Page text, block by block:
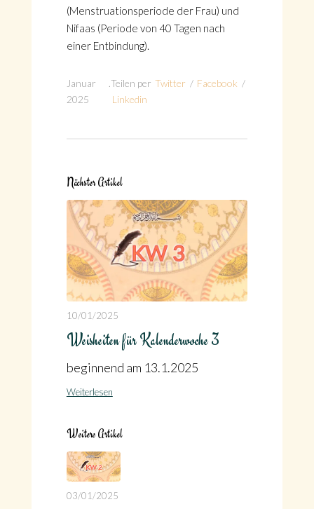
(Menstruationsperiode der Frau) und
Nifaas (Periode von 40 Tagen nach
einer Entbindung).
Januar
2025
Teilen per Twitter / Facebook /
Linkedin
Nächster Artikel
10/01/2025
Weisheiten für Kalenderwoche 3
beginnend am 13.1.2025
Weiterlesen
Weitere Artikel
03/01/2025